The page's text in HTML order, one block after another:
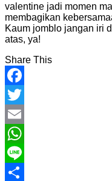
valentine jadi momen
membagikan
Kaum jomblo jangan iri
atas, ya!
Share This
Facebook
Twitter
Email
WhatsApp
Line